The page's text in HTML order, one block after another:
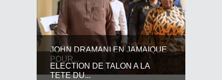
JOHN DRAMANI EN JAMAIQUE
POUR...
ELECTION DE TALON A LA
TETE DU...